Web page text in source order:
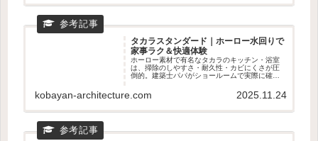
タカラスタンダード｜ホーロー水回りで
家事ラク＆快適体験
ホーロー素材で有名なタカラのキッチン・浴室
は、掃除のしやすさ・耐久性・カビにくさが圧
倒的。建築士パパがショールームで実際に確認
かりやすく紹介。新築・リフォームの前に読ん
でおきたい家事ラクの知恵🧽✨
kobayan-architecture.com 2025.11.24